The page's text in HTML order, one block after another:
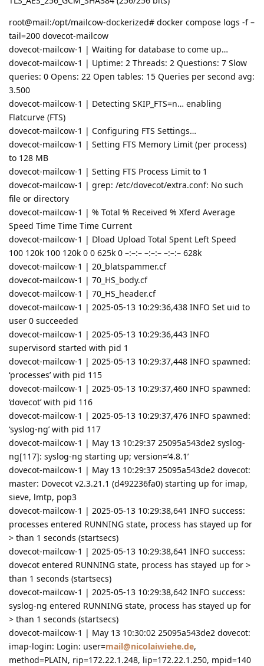
root@mail:/opt/mailcow-dockerized# docker compose logs -f –
tail=200 dovecot-mailcow
dovecot-mailcow-1 | Waiting for database to come up…
dovecot-mailcow-1 | Uptime: 2 Threads: 2 Questions: 7 Slow
queries: 0 Opens: 22 Open tables: 15 Queries per second avg:
3.500
dovecot-mailcow-1 | Detecting SKIP_FTS=n… enabling
Flatcurve (FTS)
dovecot-mailcow-1 | Configuring FTS Settings…
dovecot-mailcow-1 | Setting FTS Memory Limit (per process)
to 128 MB
dovecot-mailcow-1 | Setting FTS Process Limit to 1
dovecot-mailcow-1 | grep: /etc/dovecot/extra.conf: No such
file or directory
dovecot-mailcow-1 | % Total % Received % Xferd Average
Speed Time Time Time Current
dovecot-mailcow-1 | Dload Upload Total Spent Left Speed
100 120k 100 120k 0 0 625k 0 –:–:– –:–:– –:–:– 628k
dovecot-mailcow-1 | 20_blatspammer.cf
dovecot-mailcow-1 | 70_HS_body.cf
dovecot-mailcow-1 | 70_HS_header.cf
dovecot-mailcow-1 | 2025-05-13 10:29:36,438 INFO Set uid to
user 0 succeeded
dovecot-mailcow-1 | 2025-05-13 10:29:36,443 INFO
supervisord started with pid 1
dovecot-mailcow-1 | 2025-05-13 10:29:37,448 INFO spawned:
‘processes’ with pid 115
dovecot-mailcow-1 | 2025-05-13 10:29:37,460 INFO spawned:
‘dovecot’ with pid 116
dovecot-mailcow-1 | 2025-05-13 10:29:37,476 INFO spawned:
‘syslog-ng’ with pid 117
dovecot-mailcow-1 | May 13 10:29:37 25095a543de2 syslog-
ng[117]: syslog-ng starting up; version=‘4.8.1’
dovecot-mailcow-1 | May 13 10:29:37 25095a543de2 dovecot:
master: Dovecot v2.3.21.1 (d492236fa0) starting up for imap,
sieve, lmtp, pop3
dovecot-mailcow-1 | 2025-05-13 10:29:38,641 INFO success:
processes entered RUNNING state, process has stayed up for
> than 1 seconds (startsecs)
dovecot-mailcow-1 | 2025-05-13 10:29:38,641 INFO success:
dovecot entered RUNNING state, process has stayed up for >
than 1 seconds (startsecs)
dovecot-mailcow-1 | 2025-05-13 10:29:38,642 INFO success:
syslog-ng entered RUNNING state, process has stayed up for
> than 1 seconds (startsecs)
dovecot-mailcow-1 | May 13 10:30:02 25095a543de2 dovecot:
imap-login: Login: user=mail@nicolaiwiehe.de,
method=PLAIN, rip=172.22.1.248, lip=172.22.1.250, mpid=140